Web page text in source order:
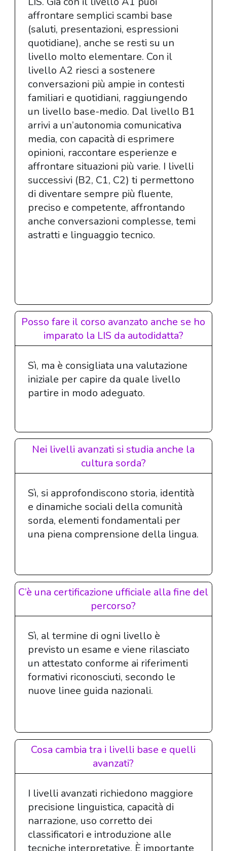
affrontare semplici scambi base
(saluti, presentazioni, espressioni
quotidiane), anche se resti su un
livello molto elementare. Con il
livello A2 riesci a sostenere
conversazioni più ampie in contesti
familiari e quotidiani, raggiungendo
un livello base-medio. Dal livello B1
arrivi a un’autonomia comunicativa
media, con capacità di esprimere
opinioni, raccontare esperienze e
affrontare situazioni più varie. I livelli
successivi (B2, C1, C2) ti permettono
di diventare sempre più fluente,
preciso e competente, affrontando
anche conversazioni complesse, temi
astratti e linguaggio tecnico.
Posso fare il corso avanzato anche se ho
imparato la LIS da autodidatta?
Sì, ma è consigliata una valutazione
iniziale per capire da quale livello
partire in modo adeguato.
Nei livelli avanzati si studia anche la
cultura sorda?
Sì, si approfondiscono storia, identità
e dinamiche sociali della comunità
sorda, elementi fondamentali per
una piena comprensione della lingua.
C’è una certificazione ufficiale alla fine del
percorso?
Sì, al termine di ogni livello è
previsto un esame e viene rilasciato
un attestato conforme ai riferimenti
formativi riconosciuti, secondo le
nuove linee guida nazionali.
Cosa cambia tra i livelli base e quelli
avanzati?
I livelli avanzati richiedono maggiore
precisione linguistica, capacità di
narrazione, uso corretto dei
classificatori e introduzione alle